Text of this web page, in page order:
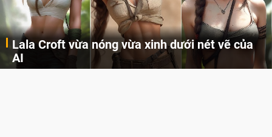
Lala Croft vừa nóng vừa xinh dưới nét vẽ của
AI